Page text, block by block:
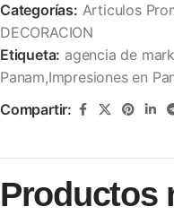
Categorías: Articulos
DECORACION
Etiqueta: agencia de
Panam,Impresiones en
Compartir:
Productos